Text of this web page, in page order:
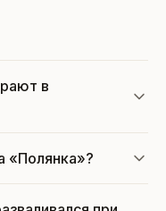
в
«Полянка»?